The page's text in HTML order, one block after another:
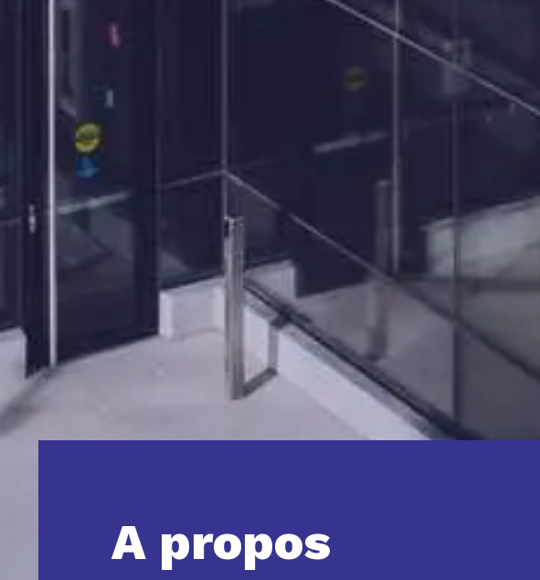
A propos